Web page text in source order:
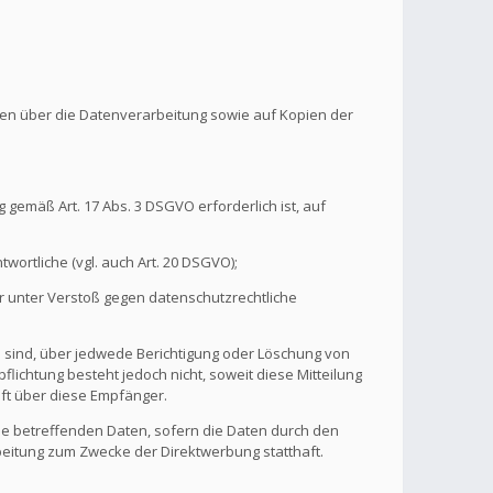
über die Datenverarbeitung sowie auf Kopien der
Art. 17 Abs. 3 DSGVO erforderlich ist, auf
(vgl. auch Art. 20 DSGVO);
Verstoß gegen datenschutzrechtliche
über jedwede Berichtigung oder Löschung von
besteht jedoch nicht, soweit diese Mitteilung
über diese Empfänger.
betreffenden Daten, sofern die Daten durch den
zum Zwecke der Direktwerbung statthaft.